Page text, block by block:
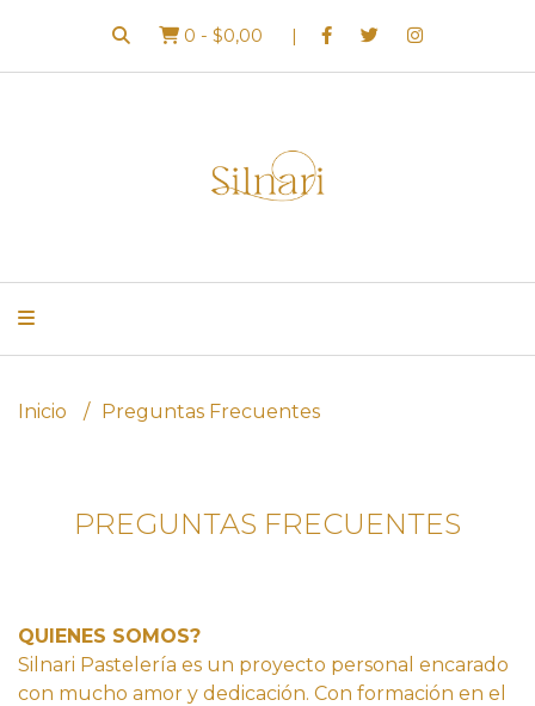
0 - $0,00
Inicio Preguntas Frecuentes
PREGUNTAS FRECUENTES
QUIENES SOMOS?
Silnari Pastelería es un proyecto personal encarado
con mucho amor y dedicación. Con formación en el